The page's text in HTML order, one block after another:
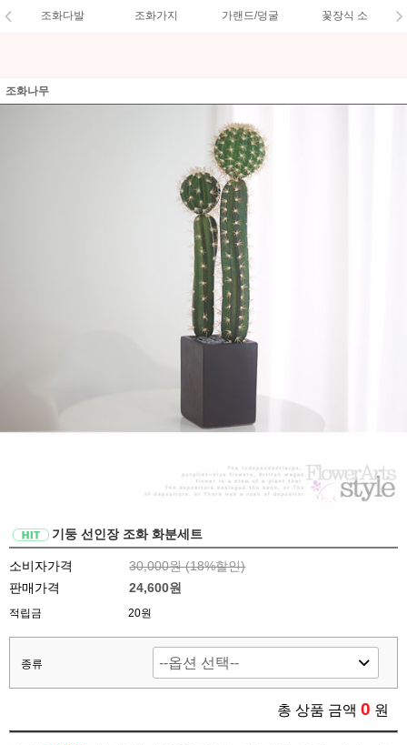
조화다발 조화가지 가랜드/덩굴 꽃장식 소
조화나무
기둥 선인장 조화 화분세트
소비자가격 30,000원 (18%할인)
판매가격
24,600원
적립금 20원
종류
총 상품 금액 0 원